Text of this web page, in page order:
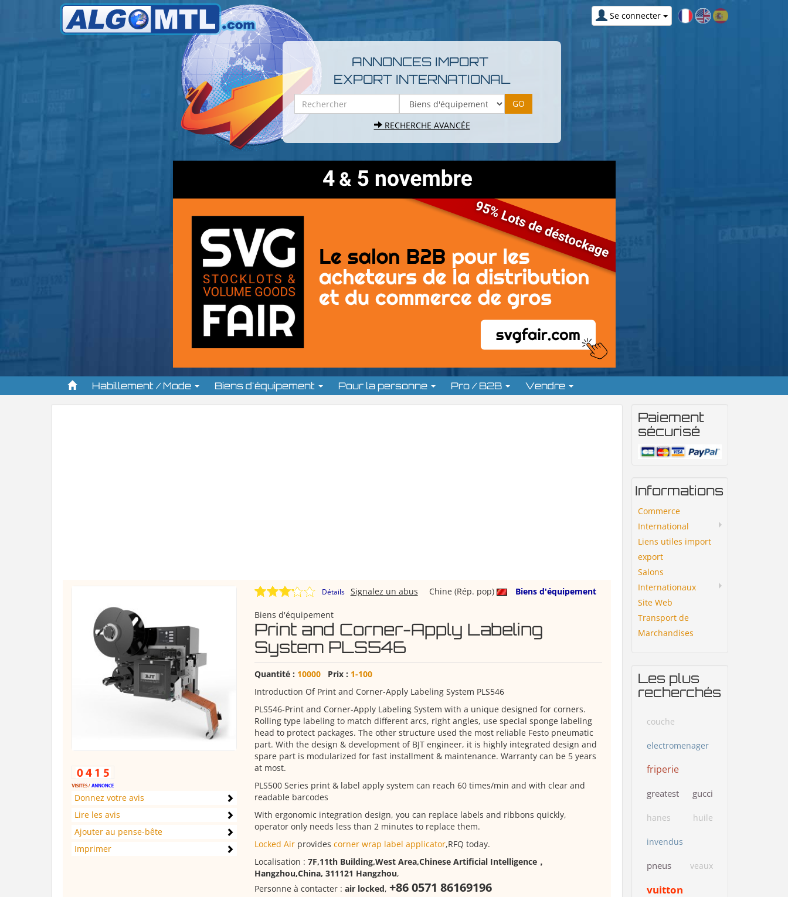
Se connecter
ANNONCES IMPORT
EXPORT INTERNATIONAL
RECHERCHE AVANCÉE
Habillement / Mode Biens d'équipement Pour la personne Pro / B2B Vendre
Donnez votre avis
Lire les avis
Ajouter au pense-bête
Imprimer
Détails Chine (Rép. pop) Biens d'équipement
Signalez un abus
Biens d'équipement
Print and Corner-Apply Labeling
System PLS546
Quantité : 10000Prix : 1-100
Introduction Of Print and Corner-Apply Labeling System PLS546
PLS546-Print and Corner-Apply Labeling System with a unique designed for corners.
Rolling type labeling to match different arcs, right angles, use special sponge labeling
head to protect packages. The other structure used the most reliable Festo pneumatic
part. With the design & development of BJT engineer, it is highly integrated design and
spare part is modularized for fast installment & maintenance. Warranty can be 5 years
at most.
PLS500 Series print & label apply system can reach 60 times/min and with clear and
readable barcodes
With ergonomic integration design, you can replace labels and ribbons quickly,
operator only needs less than 2 minutes to replace them.
Locked Airprovides corner wrap label applicator,RFQ today.
Localisation : 7F,11th Building,West Area,Chinese Artificial Intelligence，
Hangzhou,China, 311121 Hangzhou,
Personne à contacter : air locked, +86 0571 86169196
Paiement
sécurisé
Informations
Commerce
International
Liens utiles import
export
Salons
Internationaux
Site Web
Transport de
Marchandises
Les plus
recherchés
couche
electromenager
friperie
greatest gucci
hanes huile
invendus
pneus veaux
vuitton